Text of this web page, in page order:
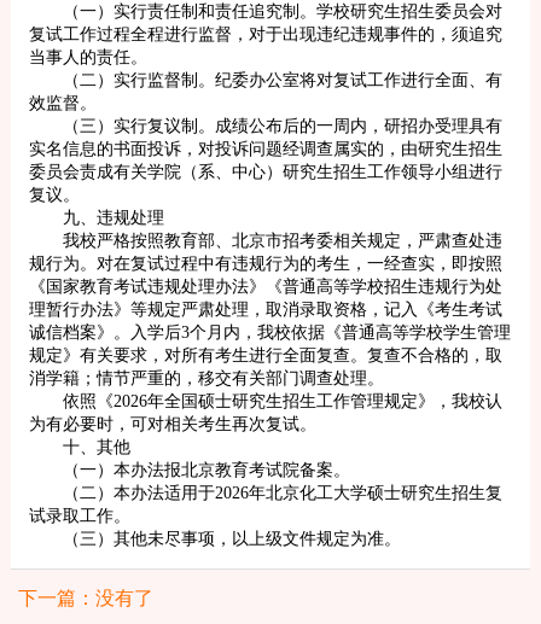
（一）实行责任制和责任追究制。学校研究生招生委员会对
复试工作过程全程进行监督，对于出现违纪违规事件的，须追究
当事人的责任。
（二）实行监督制。纪委办公室将对复试工作进行全面、有
效监督。
（三）实行复议制。成绩公布后的一周内，研招办受理具有
实名信息的书面投诉，对投诉问题经调查属实的，由研究生招生
委员会责成有关学院（系、中心）研究生招生工作领导小组进行
复议。
九、违规处理
我校严格按照教育部、北京市招考委相关规定，严肃查处违
规行为。对在复试过程中有违规行为的考生，一经查实，即按照
《国家教育考试违规处理办法》《普通高等学校招生违规行为处
理暂行办法》等规定严肃处理，取消录取资格，记入《考生考试
诚信档案》。入学后3个月内，我校依据《普通高等学校学生管理
规定》有关要求，对所有考生进行全面复查。复查不合格的，取
消学籍；情节严重的，移交有关部门调查处理。
依照《2026年全国硕士研究生招生工作管理规定》，我校认
为有必要时，可对相关考生再次复试。
十、其他
（一）本办法报北京教育考试院备案。
（二）本办法适用于2026年北京化工大学硕士研究生招生复
试录取工作。
（三）其他未尽事项，以上级文件规定为准。
下一篇：没有了